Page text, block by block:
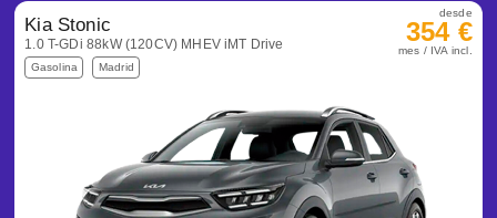
Kia Stonic
1.0 T-GDi 88kW (120CV) MHEV iMT Drive
Gasolina Madrid
desde
354 €
mes / IVA incl.